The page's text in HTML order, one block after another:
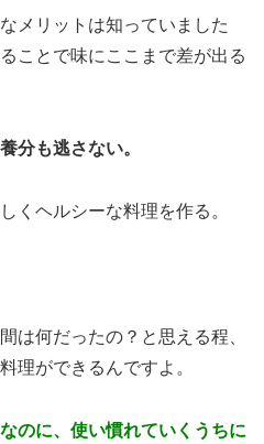
メリットは知っていました
ことで味にここまで差が出る
分も逃さない。
くヘルシーな料理を作る。
は何だったの？と思える程、
理ができるんですよ。
のに、使い慣れていくうちに